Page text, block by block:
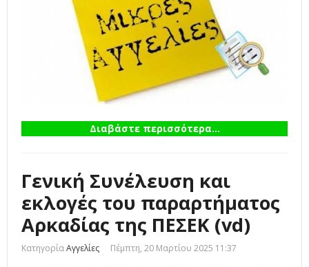
Διαβάστε περισσότερα...
Γενική Συνέλευση και
εκλογές του παραρτήματος
Αρκαδίας της ΠΕΣΕΚ (vd)
ΚατηγορίαΑγγελίες Πέμπτη, 20 Μαρτίου 2025 11:37